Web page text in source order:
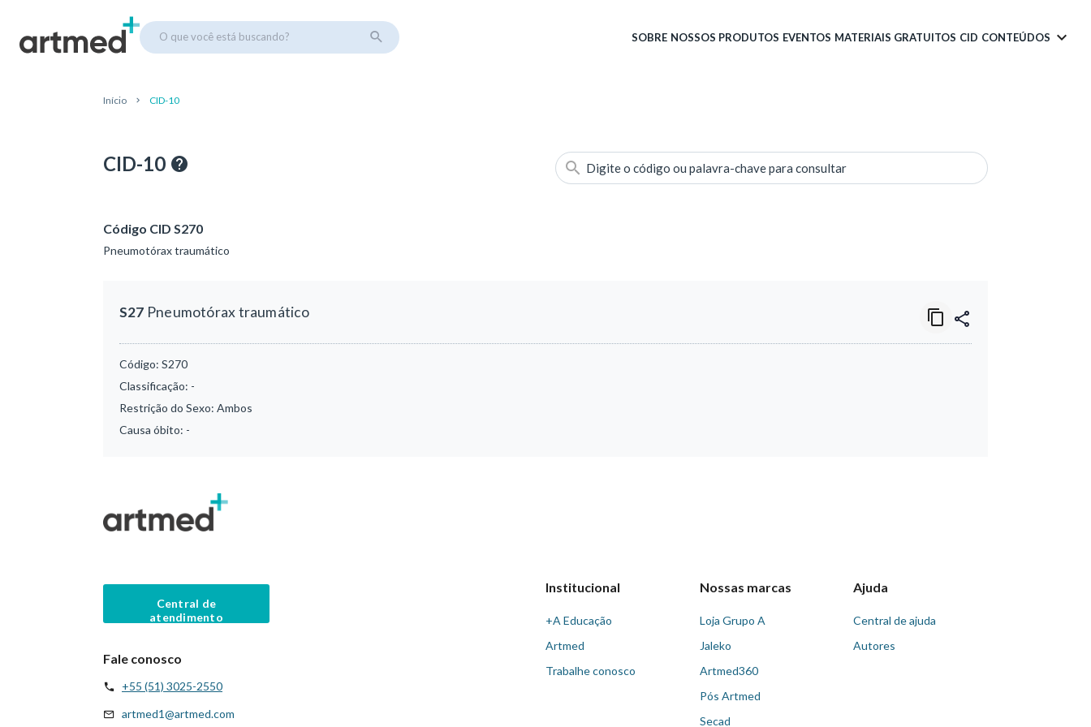
O que você está buscando? SOBRE NOSSOS PRODUTOS EVENTOS MATERIAIS GRATUITOS CID CONTEÚDOS
Início CID-10
CID-10 Digite o código ou palavra-chave para consultar
Código CID S270
Pneumotórax traumático
S27 Pneumotórax traumático
Código: S270
Classificação: -
Restrição do Sexo: Ambos
Causa óbito: -
Central de
atendimento
Fale conosco
+55 (51) 3025-2550
artmed1@artmed.com
Institucional
+A Educação
Artmed
Trabalhe conosco
Nossas marcas
Loja Grupo A
Jaleko
Artmed360
Pós Artmed
Secad
Ajuda
Central de ajuda
Autores